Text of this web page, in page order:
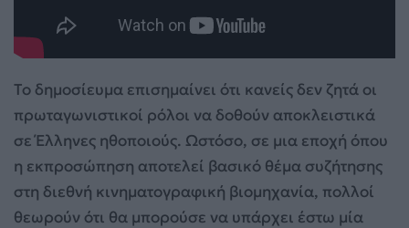
Το δημοσίευμα επισημαίνει ότι κανείς δεν ζητά οι
πρωταγωνιστικοί ρόλοι να δοθούν αποκλειστικά
σε Έλληνες ηθοποιούς. Ωστόσο, σε μια εποχή όπου
η εκπροσώπηση αποτελεί βασικό θέμα συζήτησης
στη διεθνή κινηματογραφική βιομηχανία, πολλοί
θεωρούν ότι θα μπορούσε να υπάρχει έστω μία